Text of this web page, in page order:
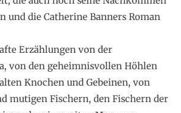
und die Catherine Banners Roman
Erzählungen von der
von den geheimnisvollen Höhlen
Knochen und Gebeinen, von
mutigen Fischern, den Fischern der